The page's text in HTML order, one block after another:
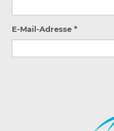
E-Mail-Adresse *